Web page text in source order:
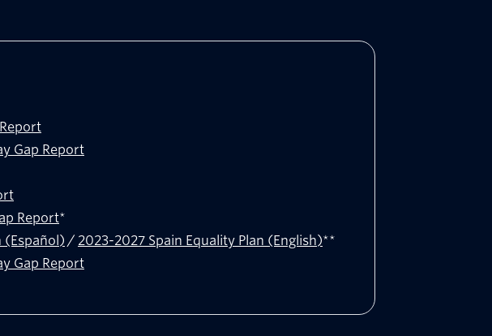
Gap Report
Report*
(Español) / 2023-2027 Spain Equality Plan (English)**
Gap Report